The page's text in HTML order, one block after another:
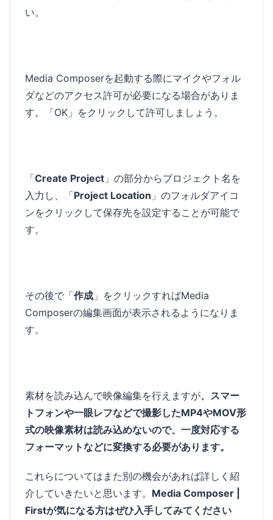
い。
Media Composerを起動する際にマイクやフォル
ダなどのアクセス許可が必要になる場合がありま
す。「OK」をクリックして許可しましょう。
「Create Project 」の部分からプロジェクト名を
入力し、「Project Location 」のフォルダアイコ
ンをクリックして保存先を設定することが可能で
す。
その後で「作成 」をクリックすればMedia
Composerの編集画面が表示されるようになりま
す。
素材を読み込んで映像編集を行えますが、スマー
トフォンや一眼レフなどで撮影したMP4やMOV形
式の映像素材は読み込めないので、一度対応する
フォーマットなどに変換する必要があります。
これらについてはまた別の機会があれば詳しく紹
介していきたいと思います。 Media Composer |
Firstが気になる方はぜひ入手してみてください